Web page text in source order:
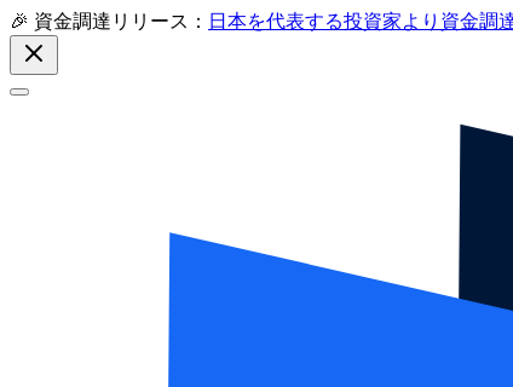
🎉 資金調達リリース： 日本を代表する投資家より資金調